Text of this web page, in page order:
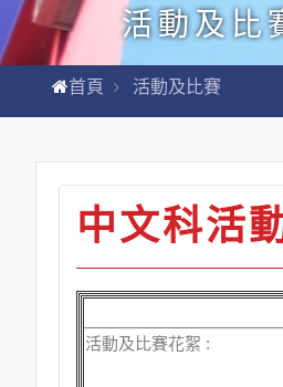
活動及比
首頁 活動及比賽
中文科活
活動及比賽花絮 :